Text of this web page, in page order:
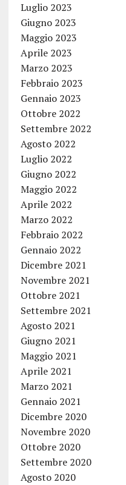
Luglio 2023
Giugno 2023
Maggio 2023
Aprile 2023
Marzo 2023
Febbraio 2023
Gennaio 2023
Ottobre 2022
Settembre 2022
Agosto 2022
Luglio 2022
Giugno 2022
Maggio 2022
Aprile 2022
Marzo 2022
Febbraio 2022
Gennaio 2022
Dicembre 2021
Novembre 2021
Ottobre 2021
Settembre 2021
Agosto 2021
Giugno 2021
Maggio 2021
Aprile 2021
Marzo 2021
Gennaio 2021
Dicembre 2020
Novembre 2020
Ottobre 2020
Settembre 2020
Agosto 2020